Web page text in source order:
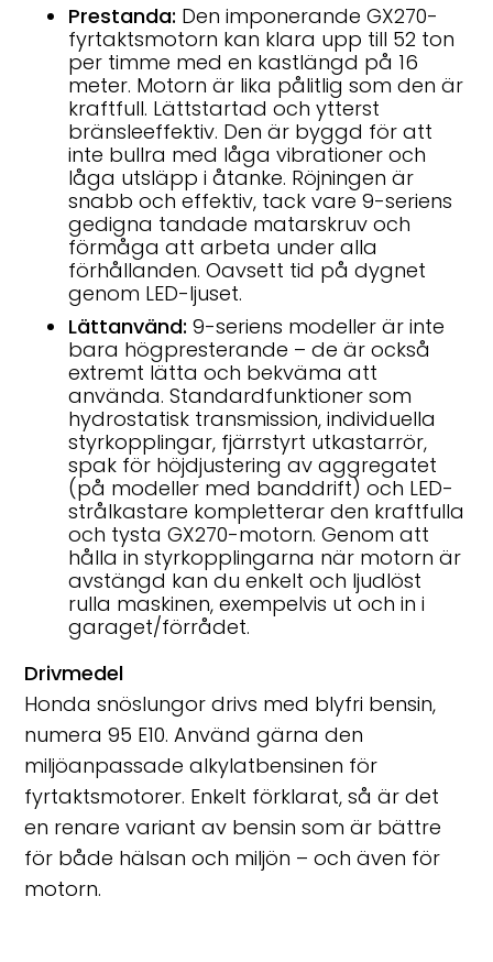
Prestanda: Den imponerande GX270-
fyrtaktsmotorn kan klara upp till 52 ton
per timme med en kastlängd på 16
meter. Motorn är lika pålitlig som den är
kraftfull. Lättstartad och ytterst
bränsleeffektiv. Den är byggd för att
inte bullra med låga vibrationer och
låga utsläpp i åtanke. Röjningen är
snabb och effektiv, tack vare 9-seriens
gedigna tandade matarskruv och
förmåga att arbeta under alla
förhållanden. Oavsett tid på dygnet
genom LED-ljuset.
Lättanvänd:9-seriens modeller är inte
bara högpresterande – de är också
extremt lätta och bekväma att
använda. Standardfunktioner som
hydrostatisk transmission, individuella
styrkopplingar, fjärrstyrt utkastarrör,
spak för höjdjustering av aggregatet
(på modeller med banddrift) och LED-
strålkastare kompletterar den kraftfulla
och tysta GX270-motorn. Genom att
hålla in styrkopplingarna när motorn är
avstängd kan du enkelt och ljudlöst
rulla maskinen, exempelvis ut och in i
garaget/förrådet.
Drivmedel
Honda snöslungor drivs med blyfri bensin,
numera 95 E10. Använd gärna den
miljöanpassade alkylatbensinen för
fyrtaktsmotorer. Enkelt förklarat, så är det
en renare variant av bensin som är bättre
för både hälsan och miljön – och även för
motorn.